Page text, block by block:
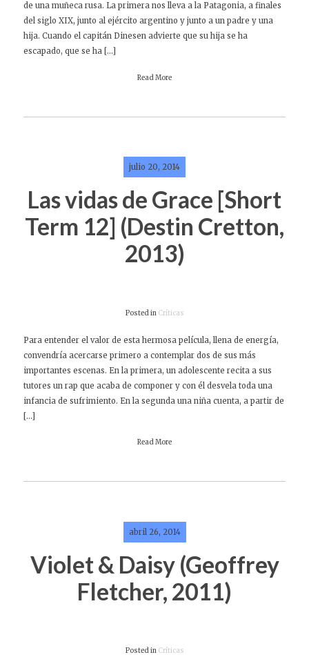
de una muñeca rusa. La primera nos lleva a la Patagonia, a finales
del siglo XIX, junto al ejército argentino y junto a un padre y una
hija. Cuando el capitán Dinesen advierte que su hija se ha
escapado, que se ha […]
Read More
julio 20, 2014
Las vidas de Grace [Short
Term 12] (Destin Cretton,
2013)
Posted in Críticas
Para entender el valor de esta hermosa película, llena de energía,
convendría acercarse primero a contemplar dos de sus más
importantes escenas. En la primera, un adolescente recita a sus
tutores un rap que acaba de componer y con él desvela toda una
infancia de sufrimiento. En la segunda una niña cuenta, a partir de
[…]
Read More
abril 26, 2014
Violet & Daisy (Geoffrey
Fletcher, 2011)
Posted in Críticas